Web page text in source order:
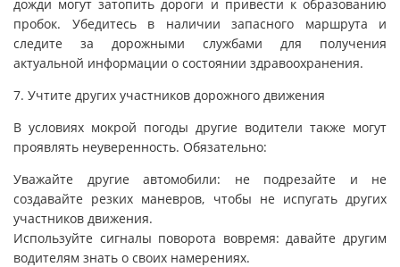
дожди могут затопить дороги и привести к образованию
пробок. Убедитесь в наличии запасного маршрута и
следите за дорожными службами для получения
актуальной информации о состоянии здравоохранения.
7. Учтите других участников дорожного движения
В условиях мокрой погоды другие водители также могут
проявлять неуверенность. Обязательно:
Уважайте другие автомобили: не подрезайте и не
создавайте резких маневров, чтобы не испугать других
участников движения.
Используйте сигналы поворота вовремя: давайте другим
водителям знать о своих намерениях.